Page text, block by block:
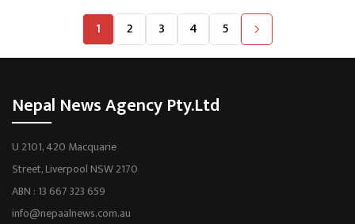
1 2 3 4 5
Nepal News Agency Pty.Ltd
U 2101, 420 Macquarie
Street, Liverpool NSW 2170
ABN : 13 667 323 659
info@nepaalnews.com.au